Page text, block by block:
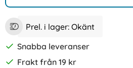
Prel. i lager: Okänt
Snabba leveranser
Frakt från 19 kr